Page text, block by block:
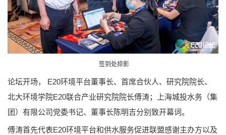
签到处掠影
论坛开场， E20环境平台董事长、首席合伙人、研究院院长、
北大环境学院E20联合产业研究院院长傅涛；上海城投水务（集
团）有限公司党委书记、董事长陈明吉分别致开幕词。
傅涛首先代表E20环境平台和供水服务促进联盟感谢主办方以及